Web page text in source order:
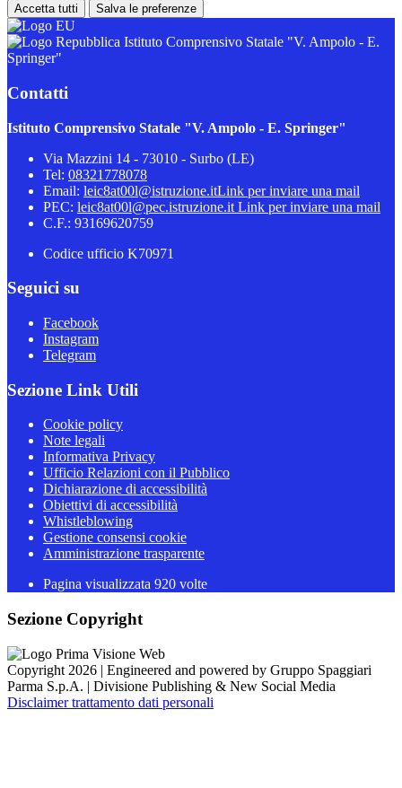
Accetta tutti Salva le preferenze
Istituto Comprensivo Statale "V. Ampolo - E.
Springer"
Contatti
Istituto Comprensivo Statale "V. Ampolo - E. Springer"
Via Mazzini 14 - 73010 - Surbo (LE)
Tel: 08321778078
Email: leic8at00l@istruzione.itLink per inviare una mail
PEC: leic8at00l@pec.istruzione.it Link per inviare una mail
C.F.: 93169620759
Codice ufficio K70971
Seguici su
Facebook
Instagram
Telegram
Sezione Link Utili
Cookie policy
Note legali
Informativa Privacy
Ufficio Relazioni con il Pubblico
Dichiarazione di accessibilità
Obiettivi di accessibilità
Whistleblowing
Gestione consensi cookie
Amministrazione trasparente
Pagina visualizzata 920 volte
Sezione Copyright
Copyright 2026 | Engineered and powered by Gruppo Spaggiari
Parma S.p.A. | Divisione Publishing & New Social Media
Disclaimer trattamento dati personali